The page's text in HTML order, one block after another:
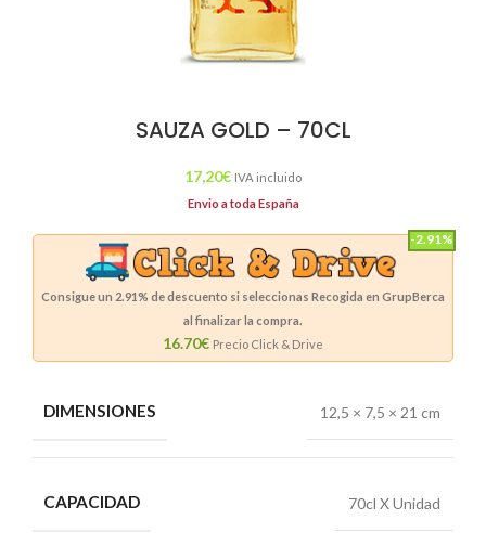
SAUZA GOLD – 70CL
17,20€ IVA incluido
Envio a toda España
-2.91%
Consigue un 2.91% de descuento si seleccionas Recogida en GrupBerca
al finalizar la compra.
16.70€ Precio Click & Drive
DIMENSIONES 12,5 × 7,5 × 21 cm
CAPACIDAD 70cl X Unidad